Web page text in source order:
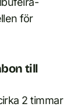
för
till
2 timmar